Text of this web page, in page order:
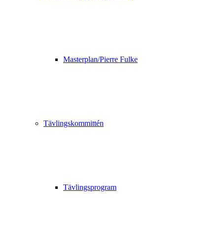
Masterplan/Pierre Fulke
Tävlingskommittén
Tävlingsprogram